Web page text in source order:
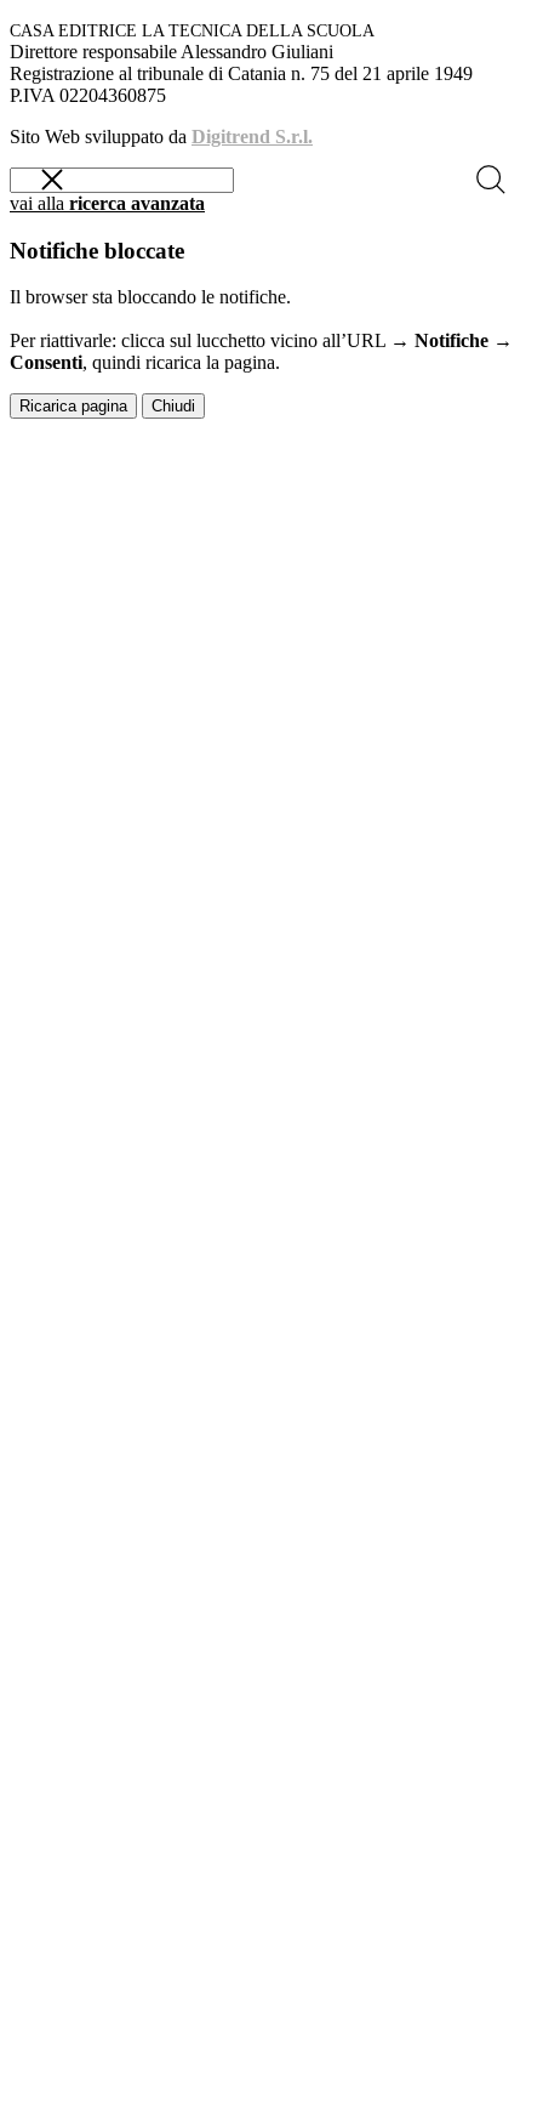
CASA EDITRICE LA TECNICA DELLA SCUOLA
Direttore responsabile Alessandro Giuliani
Registrazione al tribunale di Catania n. 75 del 21 aprile 1949
P.IVA 02204360875
Sito Web sviluppato da Digitrend S.r.l.
vai alla ricerca avanzata
Notifiche bloccate
Il browser sta bloccando le notifiche.
Per riattivarle: clicca sul lucchetto vicino all’URL → Notifiche →
Consenti, quindi ricarica la pagina.
Ricarica pagina Chiudi